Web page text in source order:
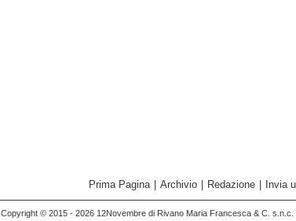
Prima Pagina Archivio Redazione Invia
Copyright © 2015 - 2026 12Novembre di Rivano Maria Francesca & C.